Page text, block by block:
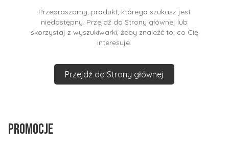
Przepraszamy, produkt, którego szukasz jest
niedostępny. Przejdź do Strony głównej lub
skorzystaj z wyszukiwarki, żeby znaleźć to, co Cię
interesuje.
Przejdź do Strony głównej
Promocje